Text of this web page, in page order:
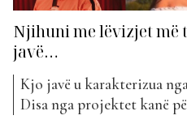
Njihuni me lëvizjet më
javë…
Kjo javë u karakterizua
Disa nga projektet kanë